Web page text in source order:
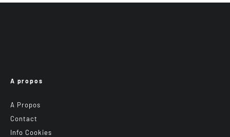
A propos
A Propos
Contact
Info Cookies